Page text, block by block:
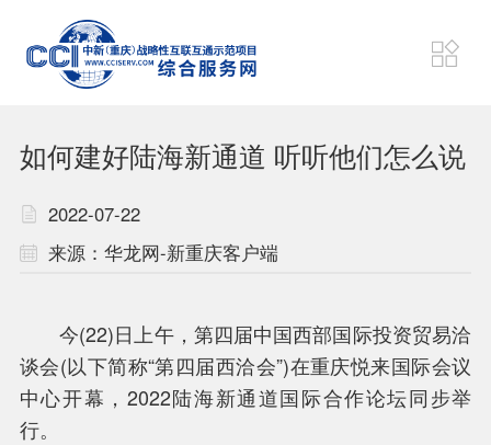
财经要闻
东盟资讯
通道
平台
计划
联盟
如何建好陆海新通道 听听他们怎么说
2022-07-22
来源：华龙网-新重庆客户端
今(22)日上午，第四届中国西部国际投资贸易洽
谈会(以下简称“第四届西洽会”)在重庆悦来国际会议
中心开幕，2022陆海新通道国际合作论坛同步举
行。